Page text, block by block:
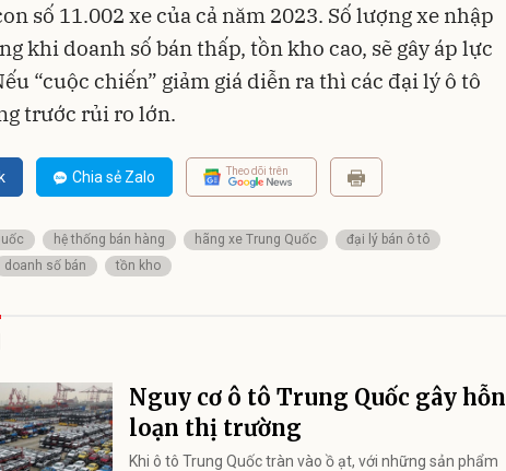
số 11.002 xe của cả năm 2023. Số lượng xe nhập
khi doanh số bán thấp, tồn kho cao, sẽ gây áp lực
“cuộc chiến” giảm giá diễn ra thì các đại lý ô tô
trước rủi ro lớn.
Chia sẻ Zalo Theo dõi trên
hệ thống bán hàng hãng xe Trung Quốc
đại lý bán ô tô
doanh số bán tồn kho
Nguy cơ ô tô Trung Quốc gây hỗn
loạn thị trường
Khi ô tô Trung Quốc tràn vào ồ ạt, với những sản phẩm